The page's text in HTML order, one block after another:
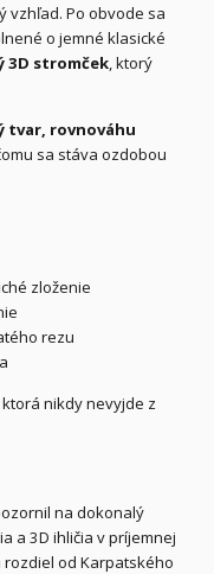
vzhľad. Po obvode sa
o jemné klasické
3D stromček, ktorý
tvar, rovnováhu
sa stáva ozdobou
zloženie
rezu
nikdy nevyjde z
na dokonalý
a 3D ihličia v príjemnej
od Karpatského